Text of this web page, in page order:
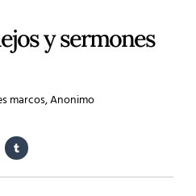
y sermones
marcos, Anonimo